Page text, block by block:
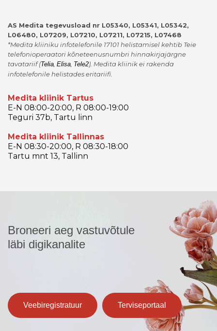
Medita kliinik Tartus
E-N 08:00-20:00, R 08:00-19:00
Teguri 37b, Tartu linn
Medita kliinik Tallinnas
E-N 08:30-20:00, R 08:30-18:00
Tartu mnt 13, Tallinn
AS Medita tegevusload nr L05340, L05341, L05342,
L06480, L07209, L07210, L07211, L07215, L07468
*Medita kliiniku infotelefonile 17101 helistamisel kehtib Teie
telefonioperaatori kõneteenusnumbri hinnakirjajärgne
tavatariif(Telia, Elisa, Tele2). Medita kliinik ei rakenda
infotelefonile helistades eritariifi.
Broneeri aeg vastuvõtule
läbi digikanalite
Veebiregistratuur Terviseportaal